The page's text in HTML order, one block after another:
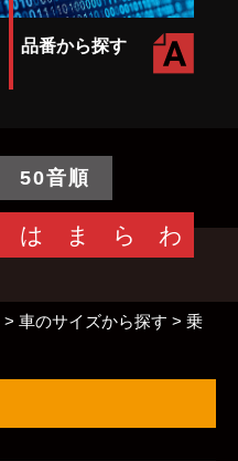
品番から探す
50音順
は ま ら わ
> 車のサイズから探す > 乗